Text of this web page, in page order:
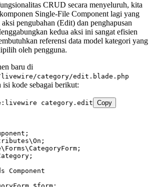
CRUD secara menyeluruh, kita
Single-File Component lagi yang
pengubahan (Edit) dan penghapusan
kedua aksi ini sangat efisien
referensi data model kategori yang
oleh pengguna.
baru di
livewire/category/edit.blade.php
isi kode sebagai berikut:
category.edit Copy
;
\On ;
\ Forms\CategoryForm ;
;
Component